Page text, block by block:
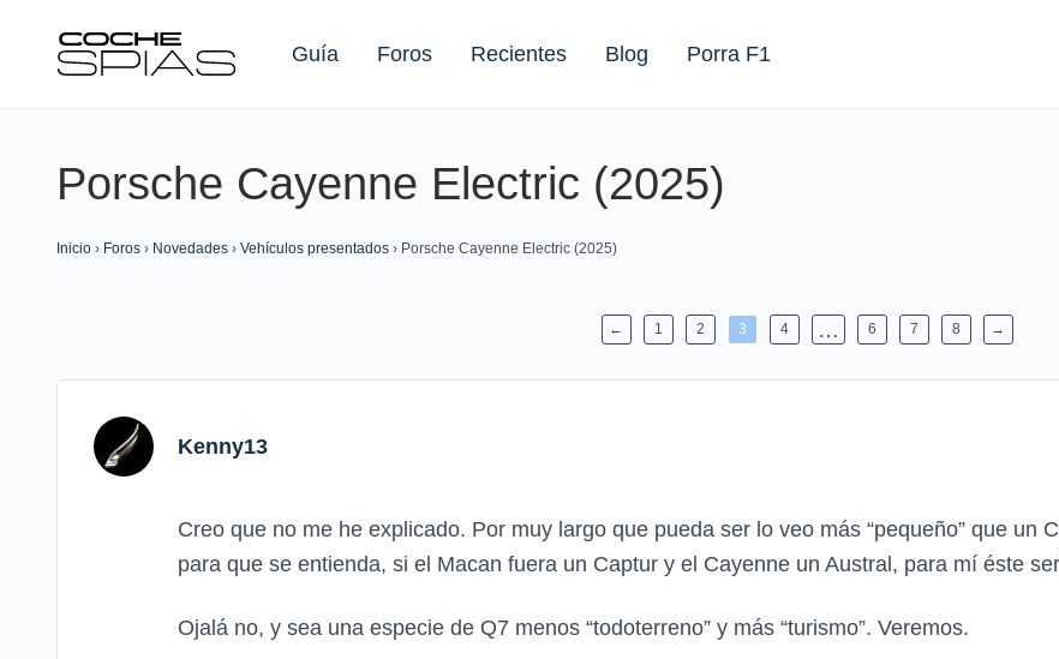
Guía Foros Recientes Blog Porra F1
Buscar:
Porsche Cayenne Electric (2025)
Inicio › Foros › Novedades › Vehículos presentados › Porsche Cayenne Electric (2025)
← 1 2 3 4 … 6 7 8 →
Kenny13
Creo que no me he explicado. Por muy largo que pueda ser lo veo más “pequeño” que un
para que se entienda, si el Macan fuera un Captur y el Cayenne un Austral, para mí éste
Ojalá no, y sea una especie de Q7 menos “todoterreno” y más “turismo”. Veremos.